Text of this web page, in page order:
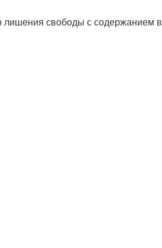
лишения свободы с содержанием в